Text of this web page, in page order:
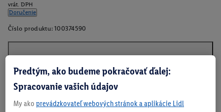
vrát. DPH
Doručenie
Číslo produktu: 100374590
Predtým, ako budeme pokračovať ďalej:
Spracovanie vašich údajov
My ako prevádzkovateľ webových stránok a aplikácie Lidl